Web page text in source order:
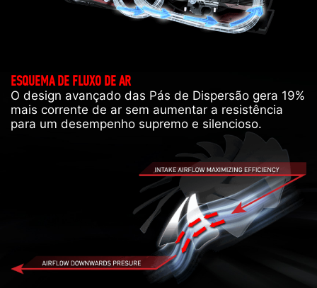
ESQUEMA DE FLUXO DE AR
O design avançado das Pás de Dispersão gera 19%
mais corrente de ar sem aumentar a resistência
para um desempenho supremo e silencioso.